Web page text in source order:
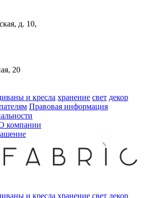
д. 10,
20
и кресла хранение свет декор
Правовая информация
компании
и кресла хранение свет декор